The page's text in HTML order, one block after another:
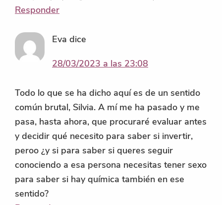
Responder
Eva dice
28/03/2023 a las 23:08
Todo lo que se ha dicho aquí es de un sentido
común brutal, Silvia. A mí me ha pasado y me
pasa, hasta ahora, que procuraré evaluar antes
y decidir qué necesito para saber si invertir,
peroo ¿y si para saber si queres seguir
conociendo a esa persona necesitas tener sexo
para saber si hay química también en ese
sentido?